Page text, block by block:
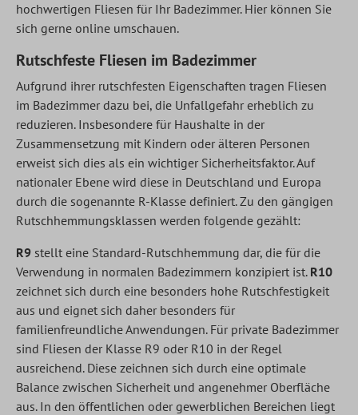
hochwertigen Fliesen für Ihr Badezimmer. Hier können Sie
sich gerne online umschauen.
Rutschfeste Fliesen im Badezimmer
Aufgrund ihrer rutschfesten Eigenschaften tragen Fliesen
im Badezimmer dazu bei, die Unfallgefahr erheblich zu
reduzieren. Insbesondere für Haushalte in der
Zusammensetzung mit Kindern oder älteren Personen
erweist sich dies als ein wichtiger Sicherheitsfaktor. Auf
nationaler Ebene wird diese in Deutschland und Europa
durch die sogenannte R-Klasse definiert. Zu den gängigen
Rutschhemmungsklassen werden folgende gezählt:
R9 stellt eine Standard-Rutschhemmung dar, die für die
Verwendung in normalen Badezimmern konzipiert ist. R10
zeichnet sich durch eine besonders hohe Rutschfestigkeit
aus und eignet sich daher besonders für
familienfreundliche Anwendungen. Für private Badezimmer
sind Fliesen der Klasse R9 oder R10 in der Regel
ausreichend. Diese zeichnen sich durch eine optimale
Balance zwischen Sicherheit und angenehmer Oberfläche
aus. In den öffentlichen oder gewerblichen Bereichen liegt